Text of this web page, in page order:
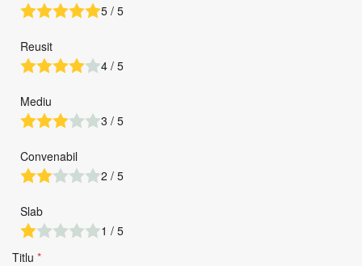
5 / 5
Reusit
4 / 5
Mediu
3 / 5
Convenabil
2 / 5
Slab
1 / 5
Titlu *